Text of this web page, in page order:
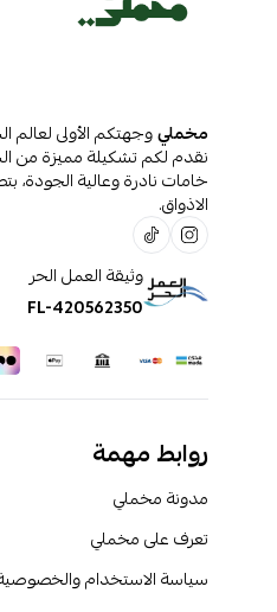
مخمليوجهتكم الأولى لعالم
نقدم لكم تشكيلة مميزة من
خامات نادرة وعالية الجودة،
الاذواق.
وثيقة العمل الحر
FL-420562350
روابط مهمة
مدونة مخملي
تعرف على مخملي
سياسة الاستخدام